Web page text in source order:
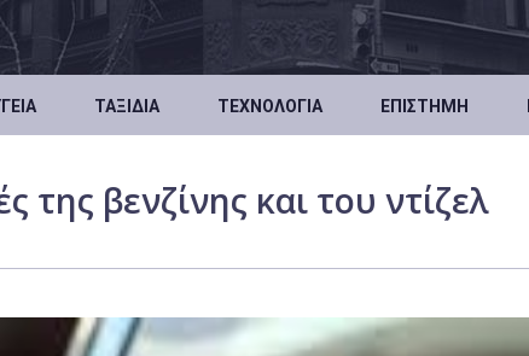
ΤΑΞΊΔΙΑ ΤΕΧΝΟΛΟΓΊΑ ΕΠΙΣΤΉΜΗ
της βενζίνης και του ντίζελ